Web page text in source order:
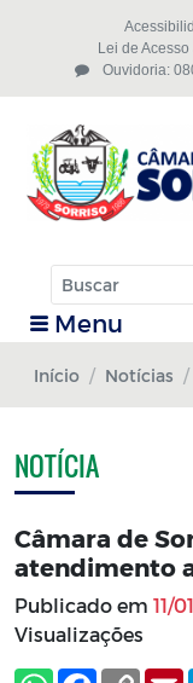
Lei de
Ouvidoria:
Menu
Início Notícias
NOTÍCIA
Câmara de
atendimento
Publicado em 11/
Visualizações